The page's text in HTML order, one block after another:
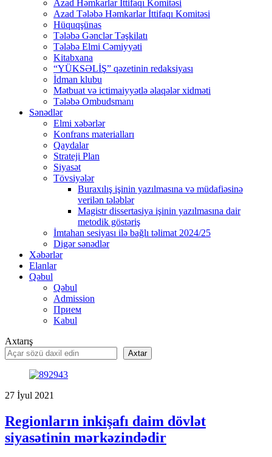
Azad Həmkarlar İttifaqı Komitəsi
Azad Tələbə Həmkarlar İttifaqı Komitəsi
Hüquqşünas
Tələbə Gənclər Təşkilatı
Tələbə Elmi Cəmiyyəti
Kitabxana
“YÜKSƏLİŞ” qəzetinin redaksiyası
İdman klubu
Mətbuat və ictimaiyyətlə əlaqələr xidməti
Tələbə Ombudsmanı
Sənədlər
Elmi xəbərlər
Konfrans materialları
Qaydalar
Strateji Plan
Siyasət
Tövsiyələr
Buraxılış işinin yazılmasına və müdafiəsinə
verilən tələblər
Magistr dissertasiya işinin yazılmasına dair
metodik göstəriş
İmtahan sesiyası ilə bağlı təlimat 2024/25
Digər sənədlər
Xəbərlər
Elanlar
Qəbul
Qəbul
Admission
Прием
Kabul
Axtarış
Axtar
27 İyul 2021
Regionların inkişafı daim dövlət
siyasətinin mərkəzindədir